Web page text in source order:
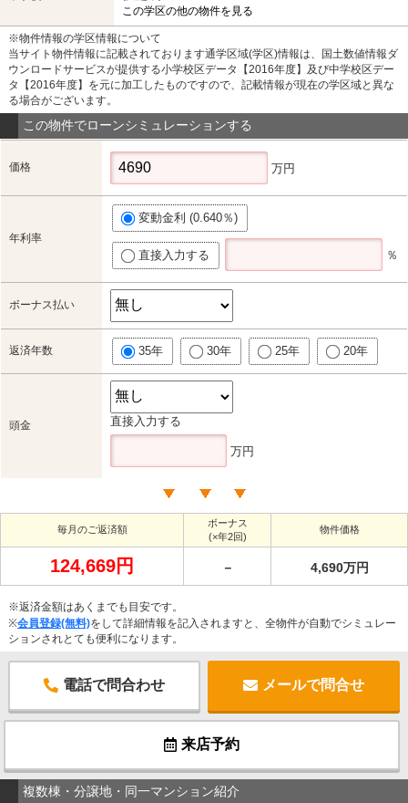
この学区の他の物件を見る
※物件情報の学区情報について
当サイト物件情報に記載されております通学区域(学区)情報は、国土数値情報ダ
ウンロードサービスが提供する小学校区データ【2016年度】及び中学校区デー
タ【2016年度】を元に加工したものですので、記載情報が現在の学区域と異な
る場合がございます。
この物件でローンシミュレーションする
価格 万円
年利率
変動金利 (0.640％)
直接入力する ％
ボーナス払い
返済年数 35年 30年 25年 20年
頭金 直接入力する
万円
毎月のご返済額
ボーナス
(×年2回)
物件価格
124,669円 － 4,690万円
※返済金額はあくまでも目安です。
※会員登録(無料)をして詳細情報を記入されますと、全物件が自動でシミュレー
ションされとても便利になります。
電話で問合わせ メールで問合せ
来店予約
複数棟・分譲地・同一マンション紹介